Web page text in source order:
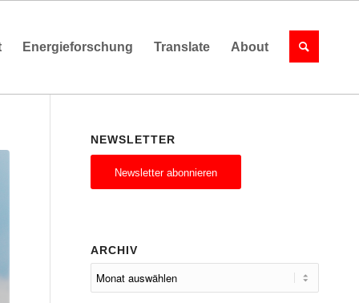
Energieforschung Translate About
NEWSLETTER
Newsletter abonnieren
ARCHIV